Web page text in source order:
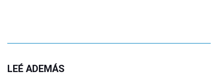
LEÉ ADEMÁS